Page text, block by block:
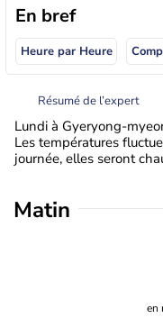
En bref
Heure par Heure
Résumé de l’expert
Lundi à Gyeryong-
Les températures
journée, elles seront
Matin
en